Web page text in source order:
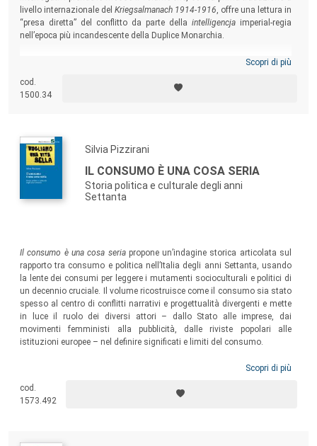
livello internazionale del Kriegsalmanach 1914-1916, offre una lettura in
“presa diretta” del conflitto da parte della intelligencja imperial-regia
nell’epoca più incandescente della Duplice Monarchia.
Scopri di più
cod.
1500.34
Silvia Pizzirani
IL CONSUMO È UNA COSA SERIA
Storia politica e culturale degli anni
Settanta
Il consumo è una cosa seriapropone un’indagine storica articolata sul
rapporto tra consumo e politica nell’Italia degli anni Settanta, usando
la lente dei consumi per leggere i mutamenti socioculturali e politici di
un decennio cruciale. Il volume ricostruisce come il consumo sia stato
spesso al centro di conflitti narrativi e progettualità divergenti e mette
in luce il ruolo dei diversi attori – dallo Stato alle imprese, dai
movimenti femministi alla pubblicità, dalle riviste popolari alle
istituzioni europee – nel definire significati e limiti del consumo.
Scopri di più
cod.
1573.492